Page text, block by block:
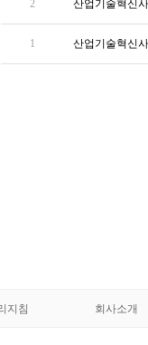
2 산업기술혁신
1 산업기술혁신
지침 회사소개